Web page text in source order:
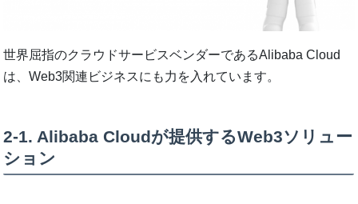
世界屈指のクラウドサービスベンダーであるAlibaba Cloud
は、Web3関連ビジネスにも力を入れています。
2-1. Alibaba Cloudが提供するWeb3ソリュー
ション